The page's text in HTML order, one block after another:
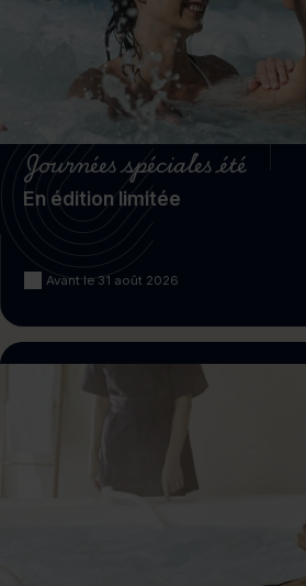
Journées spéciales été
En édition limitée
Avant le 31 août 2026